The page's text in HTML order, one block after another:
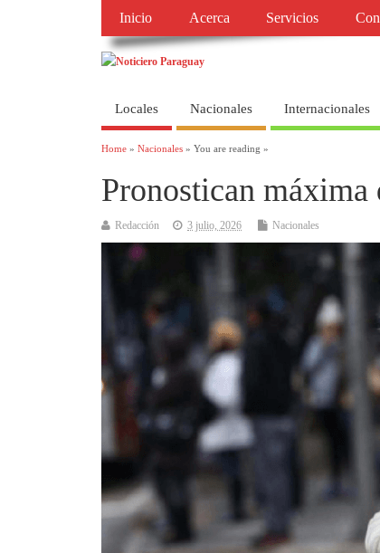
Inicio Acerca Servicios
Locales Nacionales Internacionales
Home » Nacionales » You are reading »
Pronostican máxima
Redacción 3 julio, 2026 Nacionales